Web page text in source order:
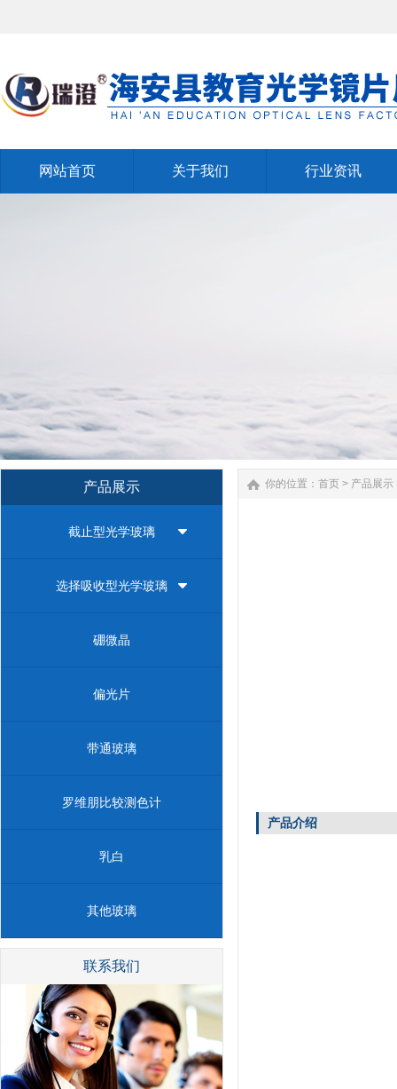
网站首页 关于我们 行业资讯
产品展示
截止型光学玻璃
选择吸收型光学玻璃
硼微晶
偏光片
带通玻璃
罗维朋比较测色计
乳白
其他玻璃
联系我们
你的位置： 首页 > 产品展示
产品介绍